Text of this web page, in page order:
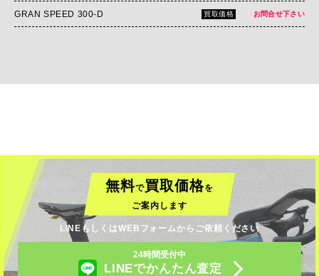
GRAN SPEED 300-D 買取価格 お問合せ下さい
無料で買取価格を
ご案内します
LINEもしくはWEBフォームからご依頼ください
24時間受付中
LINEでかんたん査定